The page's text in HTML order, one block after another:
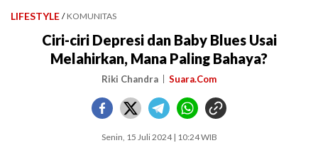
LIFESTYLE / KOMUNITAS
Ciri-ciri Depresi dan Baby Blues Usai
Melahirkan, Mana Paling Bahaya?
Riki Chandra Suara.Com
Senin, 15 Juli 2024 | 10:24 WIB